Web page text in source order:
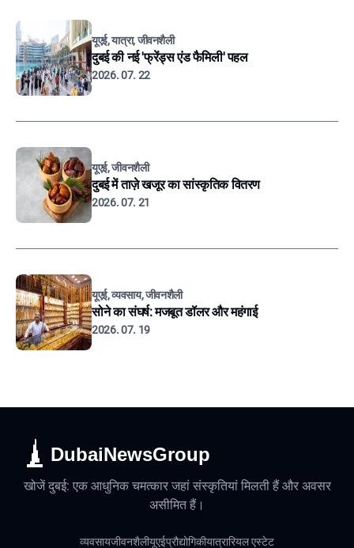
यूएई, यात्रा, जीवनशैली
दुबई की नई 'फ्रेंड्स एंड फैमिली' पहल
2026. 07. 22
यूएई, जीवनशैली
दुबई में ताज़े खजूर का सांस्कृतिक वितरण
2026. 07. 21
यूएई, व्यवसाय, जीवनशैली
सोने का संघर्ष: मजबूत डॉलर और महंगाई
2026. 07. 19
DubaiNewsGroup
खोजें दुबई: एक आधुनिक चमत्कार जहां संस्कृतियां मिलती हैं और अवसर
असीमित हैं।
व्यवसायजीवनशैलीयूएईप्रौद्योगिकीयात्रारियल एस्टेट